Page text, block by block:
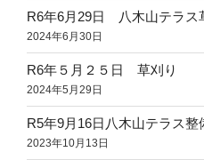
R6年6月29日 八木山テラス
2024年6月30日
R6年５月２５日 草刈り
2024年5月29日
R5年9月16日八木山テラス整
2023年10月13日